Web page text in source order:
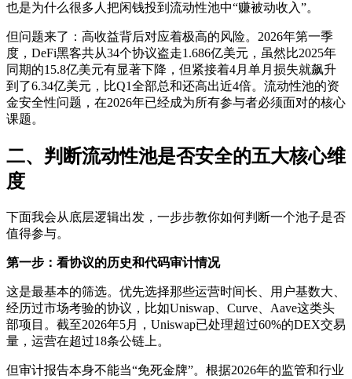
也是为什么很多人把闲钱投到流动性池中“赚被动收入”。
但问题来了：高收益背后对应着极高的风险。2026年第一季
度，DeFi黑客共从34个协议盗走1.686亿美元，虽然比2025年
同期的15.8亿美元有显著下降，但紧接着4月单月损失就飙升
到了6.34亿美元，比Q1全部总和还高出近4倍。流动性池的资
金安全性问题，在2026年已经成为所有参与者必须面对的核心
课题。
二、判断流动性池是否安全的五大核心维
度
下面我会从底层逻辑出发，一步步教你如何判断一个池子是否
值得参与。
第一步：看协议的历史和代码审计情况
这是最基本的筛选。优先选择那些运营时间长、用户基数大、
经历过市场考验的协议，比如Uniswap、Curve、Aave这类头
部项目。截至2026年5月，Uniswap已处理超过60%的DEX交易
量，运营在超过18条公链上。
但审计报告本身不能当“免死金牌”。根据2026年的监管和行业